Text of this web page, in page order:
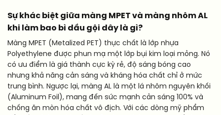
Sự khác biệt giữa màng MPET và màng nhôm AL
khi làm bao bì dầu gội dây là gì?
Màng MPET (Metalized PET) thực chất là lớp nhựa
Polyethylene được phun mạ một lớp bụi kim loại mỏng. Nó
có ưu điểm là giá thành cực kỳ rẻ, độ sáng bóng cao
nhưng khả năng cản sáng và kháng hóa chất chỉ ở mức
trung bình. Ngược lại, màng AL là một lá nhôm nguyên khối
(Aluminum Foil), mang đến sức mạnh cản sáng 100% và
chống ăn mòn hóa chất vô địch. Với các dòng mỹ phẩm